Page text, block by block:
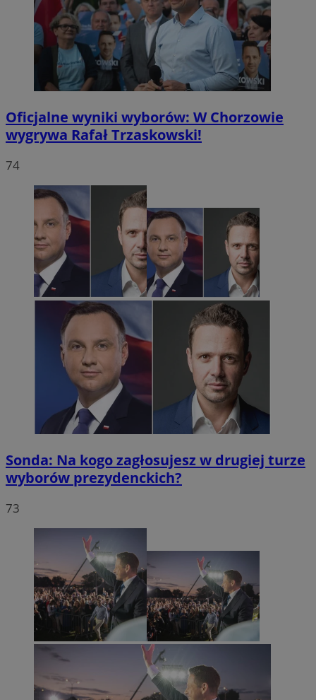
Oficjalne wyniki wyborów: W Chorzowie
wygrywa Rafał Trzaskowski!
74
Sonda: Na kogo zagłosujesz w drugiej turze
wyborów prezydenckich?
73